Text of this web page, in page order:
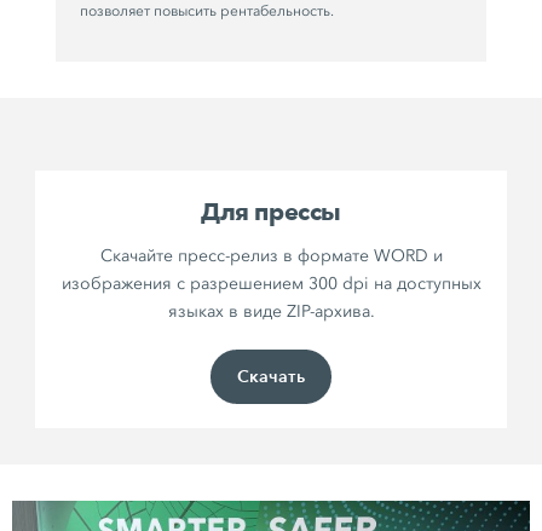
позволяет повысить рентабельность.
Для прессы
Скачайте пресс-релиз в формате WORD и
изображения с разрешением 300 dpi на доступных
языках в виде ZIP-архива.
Скачать